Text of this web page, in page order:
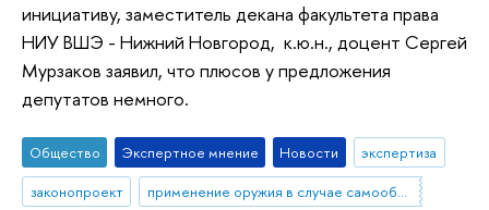
инициативу, заместитель декана факультета права
НИУ ВШЭ - Нижний Новгород, к.ю.н., доцент Сергей
Мурзаков заявил, что плюсов у предложения
депутатов немного.
Общество Экспертное мнение Новости
экспертиза
законопроект
применение оружия в случае самообороны